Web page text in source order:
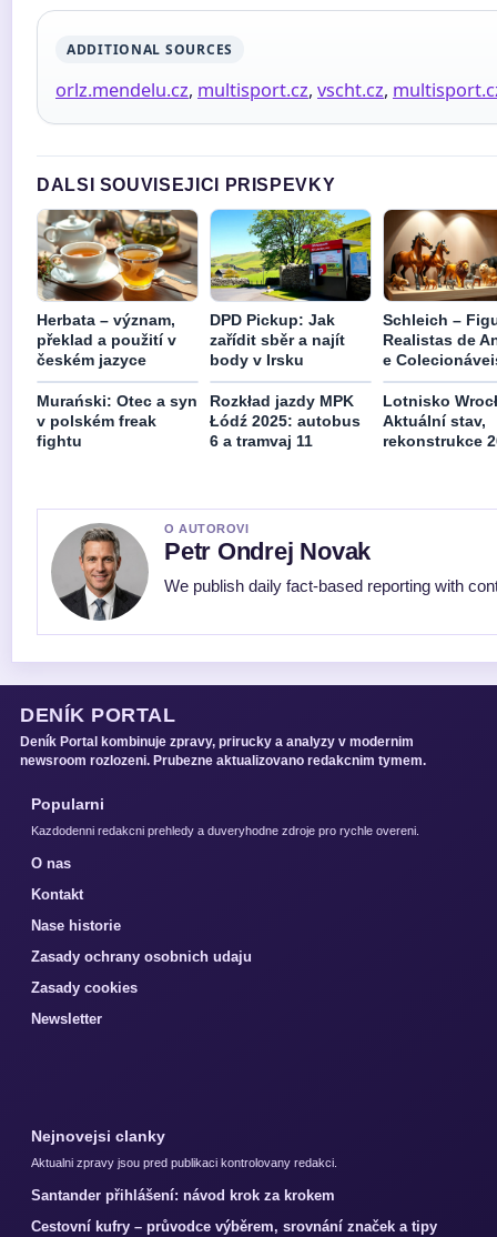
ADDITIONAL SOURCES
orlz.mendelu.cz, multisport.cz, vscht.cz,
DALSI SOUVISEJICI PRISPEVKY
Herbata – význam,
překlad a použití v
českém jazyce
DPD Pickup: Jak
zařídit sběr a najít
body v Irsku
Schleich –
Realistas de
e
Murański: Otec a syn
v polském freak
fightu
Rozkład jazdy MPK
Łódź 2025: autobus
6 a tramvaj 11
Lotnisko
Aktuální stav,
rekonstrukce
O AUTOROVI
Petr Ondrej Novak
We publish daily fact-based reporting with
DENÍK PORTAL
Deník Portal kombinuje zpravy, prirucky a analyzy v modernim
newsroom rozlozeni. Prubezne aktualizovano redakcnim tymem.
Popularni
Kazdodenni redakcni prehledy a duveryhodne zdroje pro rychle overeni.
O nas
Kontakt
Nase historie
Zasady ochrany osobnich udaju
Zasady cookies
Newsletter
Nejnovejsi clanky
Aktualni zpravy jsou pred publikaci kontrolovany redakci.
Santander přihlášení: návod krok za krokem
Cestovní kufry – průvodce výběrem, srovnání značek a tipy